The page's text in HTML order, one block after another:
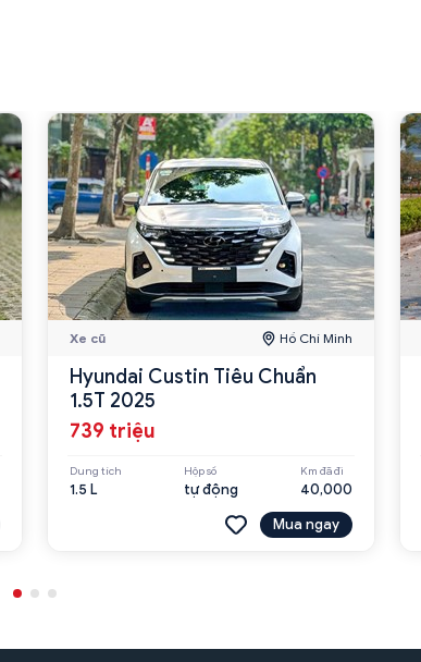
Xe cũ Hồ Chí Minh
Hyundai Custin Tiêu Chuẩn
1.5T 2025
739 triệu
Dung tích
1.5 L
Hộp số
tự động
Km đã đi
40,000
Mua ngay